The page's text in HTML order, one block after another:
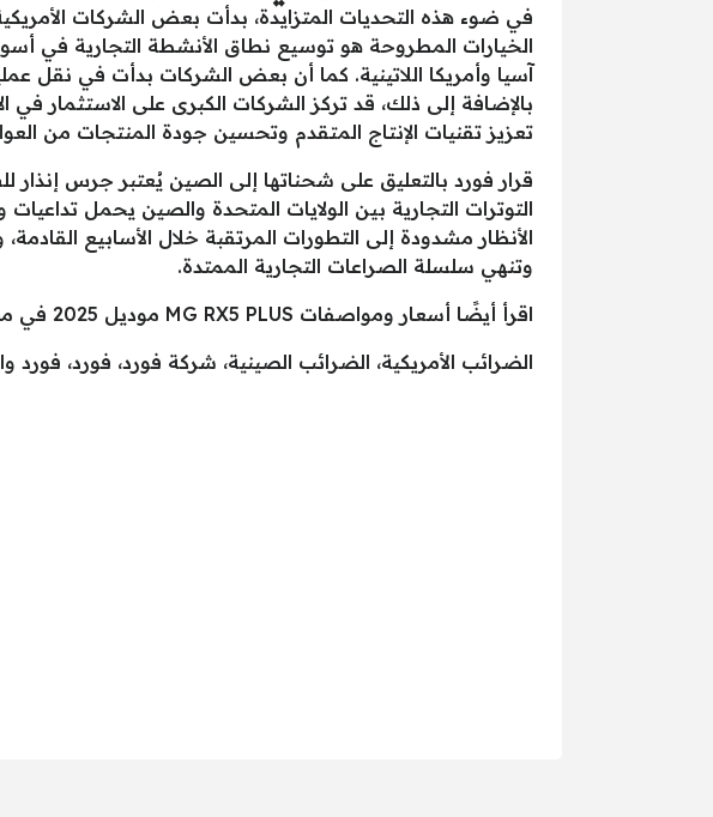
في ضوء هذه التحديات المتزايدة، بدأت بعض الشركات
الخيارات المطروحة هو توسيع نطاق الأنشطة التجارية في
آسيا وأمريكا اللاتينية. كما أن بعض الشركات بدأت في نقل
بالإضافة إلى ذلك، قد تركز الشركات الكبرى على الاستثمار في
تعزيز تقنيات الإنتاج المتقدم وتحسين جودة المنتجات من
قرار فورد بالتعليق على شحناتها إلى الصين يُعتبر جرس
التوترات التجارية بين الولايات المتحدة والصين يحمل
الأنظار مشدودة إلى التطورات المرتقبة خلال الأسابيع
وتنهي سلسلة الصراعات التجارية الممتدة.
اقرأ أيضًا أسعار ومواصفات MG RX5 PLUS موديل 2025 في مصر
الضرائب الأمريكية، الضرائب الصينية، شركة فورد، فورد، فورد